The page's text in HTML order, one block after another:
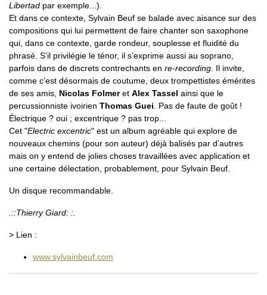
Libertad par exemple...).
Et dans ce contexte, Sylvain Beuf se balade avec aisance sur des
compositions qui lui permettent de faire chanter son saxophone
qui, dans ce contexte, garde rondeur, souplesse et fluidité du
phrasé. S’il privilégie le ténor, il s’exprime aussi au soprano,
parfois dans de discrets contrechants en re-recording . Il invite,
comme c’est désormais de coutume, deux trompettistes émérites
de ses amis, Nicolas Folmeret Alex Tassel ainsi que le
percussionniste ivoirien Thomas Guei . Pas de faute de goût !
Électrique ? oui ; excentrique ? pas trop...
Cet "Electric excentric" est un album agréable qui explore de
nouveaux chemins (pour son auteur) déjà balisés par d’autres
mais on y entend de jolies choses travaillées avec application et
une certaine délectation, probablement, pour Sylvain Beuf.
Un disque recommandable.
.::Thierry Giard: :.
> Lien :
www.sylvainbeuf.com